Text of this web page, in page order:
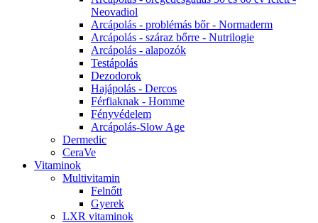
Neovadiol
Arcápolás - problémás bőr - Normaderm
Arcápolás - száraz bőrre - Nutrilogie
Arcápolás - alapozók
Testápolás
Dezodorok
Hajápolás - Dercos
Férfiaknak - Homme
Fényvédelem
Arcápolás-Slow Age
Dermedic
CeraVe
Vitaminok
Multivitamin
Felnőtt
Gyerek
LXR vitaminok